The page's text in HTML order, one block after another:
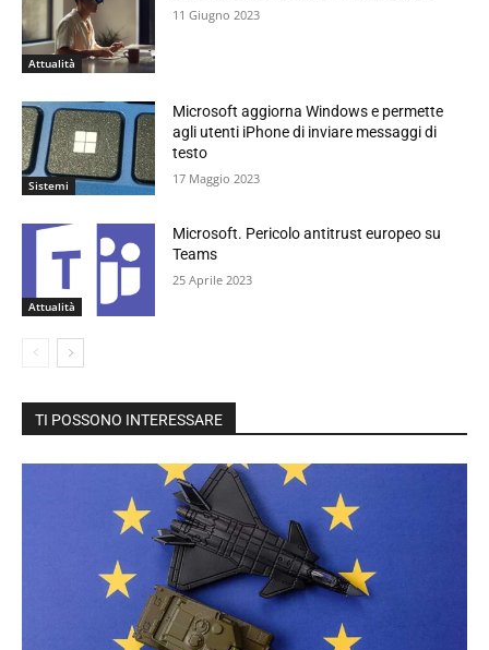
Attualità
11 Giugno 2023
Sistemi
Microsoft aggiorna Windows e permette
agli utenti iPhone di inviare messaggi di
testo
17 Maggio 2023
Attualità
Microsoft. Pericolo antitrust europeo su
Teams
25 Aprile 2023
TI POSSONO INTERESSARE